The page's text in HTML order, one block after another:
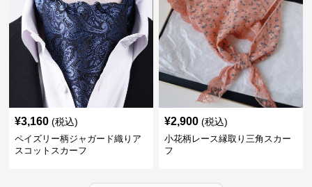
¥3,160 (税込)
ペイズリー柄ジャガード織りア
スコットスカーフ
¥2,900 (税込)
小花柄レース縁取り三角スカー
フ